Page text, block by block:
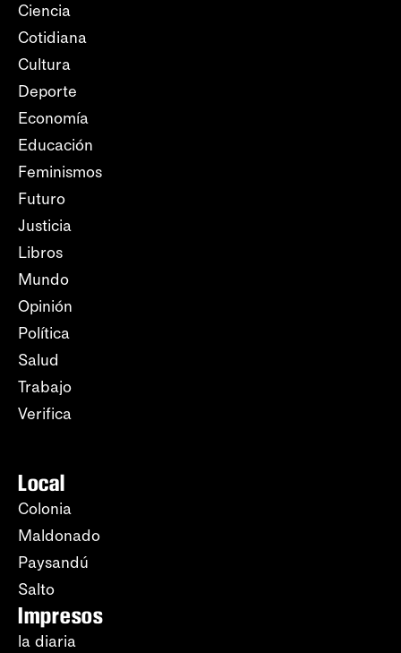
Ciencia
Cotidiana
Cultura
Deporte
Economía
Educación
Feminismos
Futuro
Justicia
Libros
Mundo
Opinión
Política
Salud
Trabajo
Verifica
Local
Colonia
Maldonado
Paysandú
Salto
Impresos
la diaria